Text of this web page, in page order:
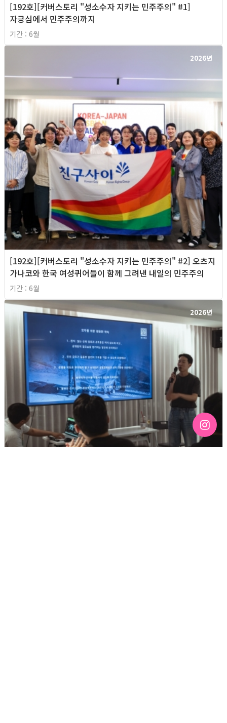
[192호][커버스토리 "성소수자 지키는 민주주의" #1]
자긍심에서 민주주의까지
기간 : 6월
2026년
[192호][커버스토리 "성소수자 지키는 민주주의" #2] 오츠지
가나코와 한국 여성퀴어들이 함께 그려낸 내일의 민주주의
기간 : 6월
2026년